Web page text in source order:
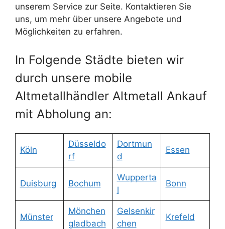
unserem Service zur Seite. Kontaktieren Sie
uns, um mehr über unsere Angebote und
Möglichkeiten zu erfahren.
In Folgende Städte bieten wir
durch unsere mobile
Altmetallhändler Altmetall Ankauf
mit Abholung an:
Köln
Düsseldo
rf
Dortmun
d
Essen
Duisburg Bochum
Wupperta
l
Bonn
Münster
Mönchen
gladbach
Gelsenkir
chen
Krefeld